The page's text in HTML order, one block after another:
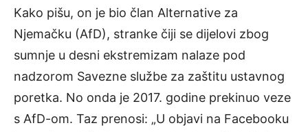
Kako pišu, on je bio član Alternative za
Njemačku (AfD), stranke čiji se dijelovi zbog
sumnje u desni ekstremizam nalaze pod
nadzorom Savezne službe za zaštitu ustavnog
poretka. No onda je 2017. godine prekinuo veze
s AfD-om. Taz prenosi: „U objavi na Facebooku